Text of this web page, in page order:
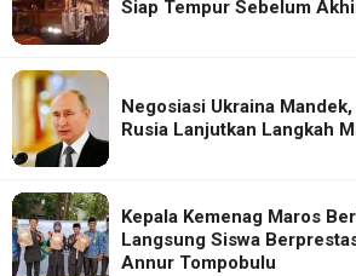
Siap Tempur Sebelum
Negosiasi Ukraina
Rusia Lanjutkan Langkah
Kepala Kemenag Maros
Langsung Siswa
Annur Tompobulu